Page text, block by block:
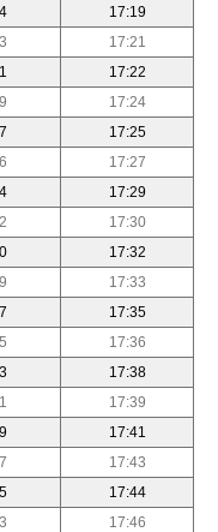
17:19
17:21
17:22
17:24
17:25
17:27
17:29
17:30
17:32
17:33
17:35
17:36
17:38
17:39
17:41
17:43
17:44
17:46